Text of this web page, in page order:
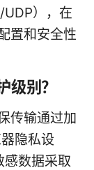
UDP），在
置和安全性
级别？
传输通过加
隐私设
感数据采取